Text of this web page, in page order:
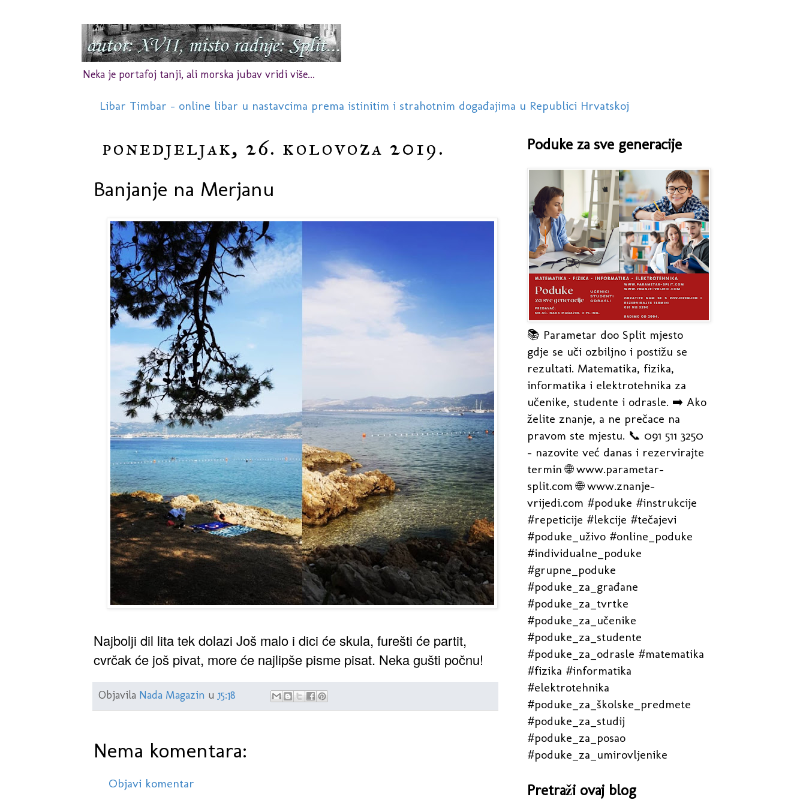
Neka je portafoj tanji, ali morska jubav vridi više...
Libar Timbar - online libar u nastavcima prema istinitim i strahotnim događajima u Republici Hrvatskoj
ponedjeljak, 26. kolovoza 2019.
Banjanje na Merjanu
Najbolji dil lita tek dolazi Još malo i dici će skula, furešti će partit,
cvrčak će još pivat, more će najlipše pisme pisat. Neka gušti počnu!
Objavila Nada Magazin u 15:18
Nema komentara:
Objavi komentar
Poduke za sve generacije
📚 Parametar doo Split mjesto
gdje se uči ozbiljno i postižu se
rezultati. Matematika, fizika,
informatika i elektrotehnika za
učenike, studente i odrasle. ➡️ Ako
želite znanje, a ne prečace na
pravom ste mjestu. 📞 091 511 3250
- nazovite već danas i rezervirajte
termin 🌐 www.parametar-
split.com 🌐 www.znanje-
vrijedi.com #poduke #instrukcije
#repeticije #lekcije #tečajevi
#poduke_uživo #online_poduke
#individualne_poduke
#grupne_poduke
#poduke_za_građane
#poduke_za_tvrtke
#poduke_za_učenike
#poduke_za_studente
#poduke_za_odrasle #matematika
#fizika #informatika
#elektrotehnika
#poduke_za_školske_predmete
#poduke_za_studij
#poduke_za_posao
#poduke_za_umirovljenike
Pretraži ovaj blog